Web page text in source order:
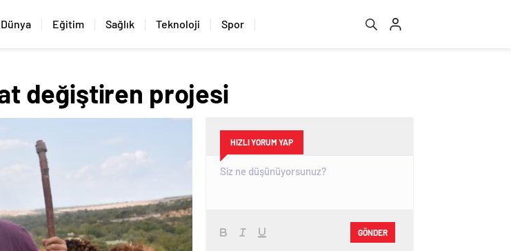
Dünya Eğitim Sağlık Teknoloji Spor
değiştiren projesi
HIZLI YORUM YAP
GÖNDER